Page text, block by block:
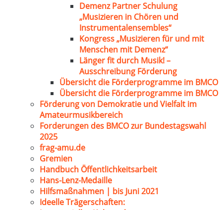
Demenz Partner Schulung
„Musizieren in Chören und
Instrumentalensembles“
Kongress „Musizieren für und mit
Menschen mit Demenz“
Länger fit durch Musik! –
Ausschreibung Förderung
Übersicht die Förderprogramme im BMCO
Übersicht die Förderprogramme im BMCO
Förderung von Demokratie und Vielfalt im
Amateurmusikbereich
Forderungen des BMCO zur Bundestagswahl
2025
frag-amu.de
Gremien
Handbuch Öffentlichkeitsarbeit
Hans-Lenz-Medaille
Hilfsmaßnahmen | bis Juni 2021
Ideelle Trägerschaften: